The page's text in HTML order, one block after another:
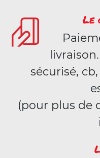
Le
sécurisé,
(pour plus de